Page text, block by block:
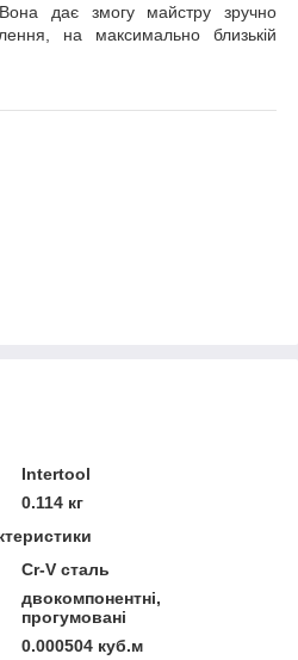
Вона дає змогу майстру зручно
на максимально близькій
Intertool
0.114 кг
Cr-V сталь
двокомпонентні,
прогумовані
0.000504 куб.м